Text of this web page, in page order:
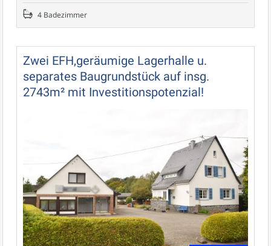
4 Badezimmer
Zwei EFH,geräumige Lagerhalle u.
separates Baugrundstück auf insg.
2743m² mit Investitionspotenzial!